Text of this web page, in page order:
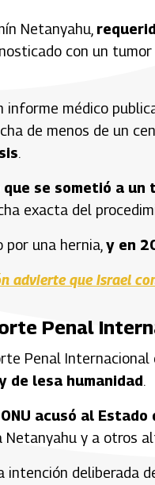
Netanyahu,
con un
informe médico
de menos de un
.
que se sometió a
exacta del
una hernia, y en
advierte que Israel
Penal
Penal
de lesa humanidad.
ONU acusó al
a Netanyahu y a
deliberada